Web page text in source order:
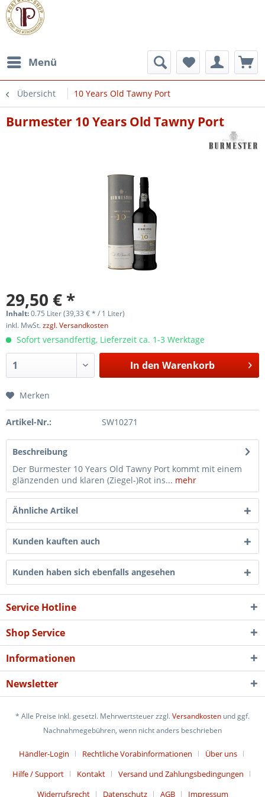
Menü
Übersicht 10 Years Old Tawny Port
Burmester 10 Years Old Tawny Port
29,50 € *
Inhalt:0.75 Liter (39,33 € * / 1 Liter)
inkl. MwSt.zzgl. Versandkosten
Sofort versandfertig, Lieferzeit ca. 1-3 Werktage
In den Warenkorb
Merken
Artikel-Nr.: SW10271
Beschreibung
Der Burmester 10 Years Old Tawny Port kommt mit einem
glänzenden und klaren (Ziegel-)Rot ins... mehr
Ähnliche Artikel
Kunden kauften auch
Kunden haben sich ebenfalls angesehen
Service Hotline
Shop Service
Informationen
Newsletter
* Alle Preise inkl. gesetzl. Mehrwertsteuer zzgl.Versandkosten und ggf.
Nachnahmegebühren, wenn nicht anders beschrieben
Händler-Login Rechtliche Vorabinformationen
Über uns
Hilfe / Support
Kontakt
Versand und Zahlungsbedingungen
Widerrufsrecht
Datenschutz AGB Impressum